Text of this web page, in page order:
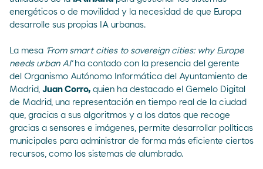
energéticos o de movilidad y la necesidad de que Europa
desarrolle sus propias IA urbanas.
La mesa 'From smart cities to sovereign cities: why Europe
needs urban AI'ha contado con la presencia del gerente
del Organismo Autónomo Informática del Ayuntamiento de
Madrid, Juan Corro, quien ha destacado el Gemelo Digital
de Madrid , una representación en tiempo real de la ciudad
que, gracias a sus algoritmos y a los datos que recoge
gracias a sensores e imágenes, permite desarrollar políticas
municipales para administrar de forma más eficiente ciertos
recursos, como los sistemas de alumbrado.